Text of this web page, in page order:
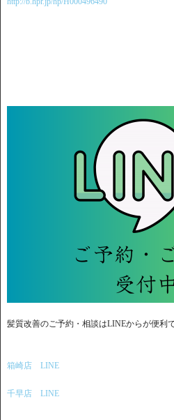
髪質改善のご予約・相談はLINEからが便利
箱崎店 LINE
千早店 LINE